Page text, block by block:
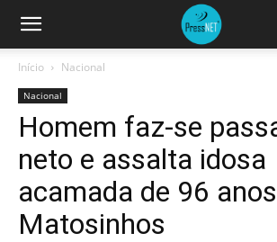
Início Nacional
Nacional
Homem faz-se
neto e assalta idosa
acamada de 96
Matosinhos